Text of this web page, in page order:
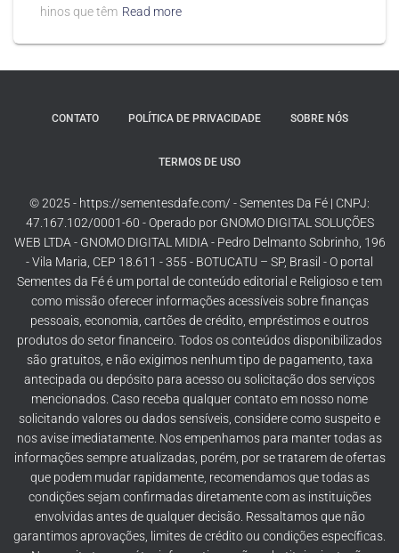
hinos que têm Read more
CONTATO POLÍTICA DE PRIVACIDADE SOBRE NÓS
TERMOS DE USO
© 2025 - https://sementesdafe.com/ - Sementes Da Fé | CNPJ:
47.167.102/0001-60 - Operado por GNOMO DIGITAL SOLUÇÕES
WEB LTDA - GNOMO DIGITAL MIDIA - Pedro Delmanto Sobrinho, 196
- Vila Maria, CEP 18.611 - 355 - BOTUCATU – SP, Brasil - O portal
Sementes da Fé é um portal de conteúdo editorial e Religioso e tem
como missão oferecer informações acessíveis sobre finanças
pessoais, economia, cartões de crédito, empréstimos e outros
produtos do setor financeiro. Todos os conteúdos disponibilizados
são gratuitos, e não exigimos nenhum tipo de pagamento, taxa
antecipada ou depósito para acesso ou solicitação dos serviços
mencionados. Caso receba qualquer contato em nosso nome
solicitando valores ou dados sensíveis, considere como suspeito e
nos avise imediatamente. Nos empenhamos para manter todas as
informações sempre atualizadas, porém, por se tratarem de ofertas
que podem mudar rapidamente, recomendamos que todas as
condições sejam confirmadas diretamente com as instituições
envolvidas antes de qualquer decisão. Ressaltamos que não
garantimos aprovações, limites de crédito ou condições específicas.